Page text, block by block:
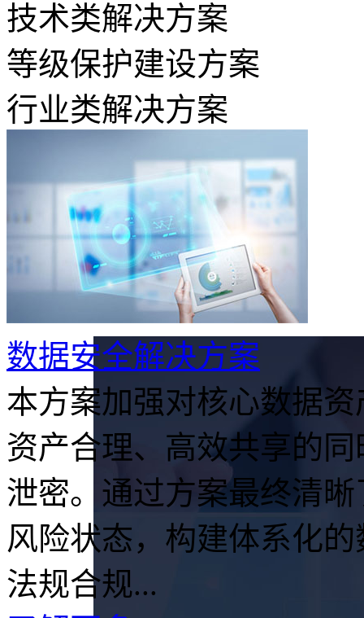
技术类解决方案
等级保护建设方案
行业类解决方案
数据安全解决方案
本方案加强对核心数据
资产合理、高效共享的
泄密。通过方案最终清
风险状态，构建体系化
法规合规...